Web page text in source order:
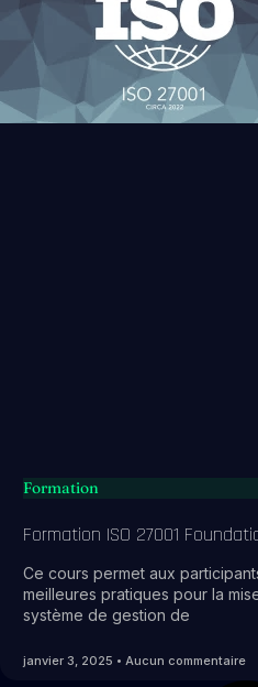
Formation
Formation ISO 27001
Ce cours permet aux
meilleures pratiques pour la
système de gestion de
janvier 3, 2025 Aucun commentaire